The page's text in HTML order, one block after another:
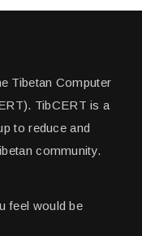
Tibetan Computer
TibCERT is a
to reduce and
community.
feel would be